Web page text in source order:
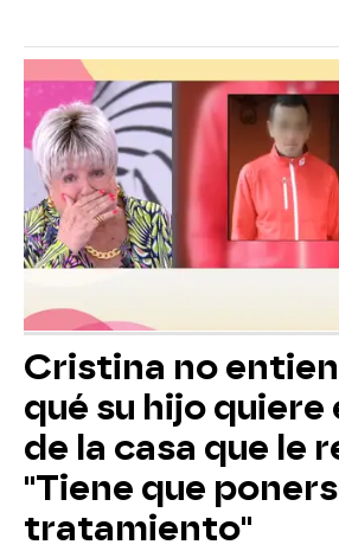
Cristina no
qué su hijo quiere
de la casa que le
"Tiene que
tratamiento"